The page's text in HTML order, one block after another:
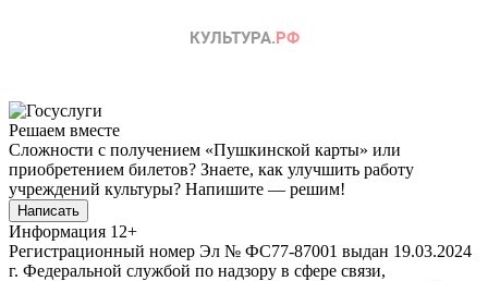
Решаем вместе
Сложности с получением «Пушкинской карты» или
приобретением билетов? Знаете, как улучшить работу
учреждений культуры? Напишите — решим!
Написать
Информация 12+
Регистрационный номер Эл № ФС77-87001 выдан 19.03.2024
г. Федеральной службой по надзору в сфере связи,